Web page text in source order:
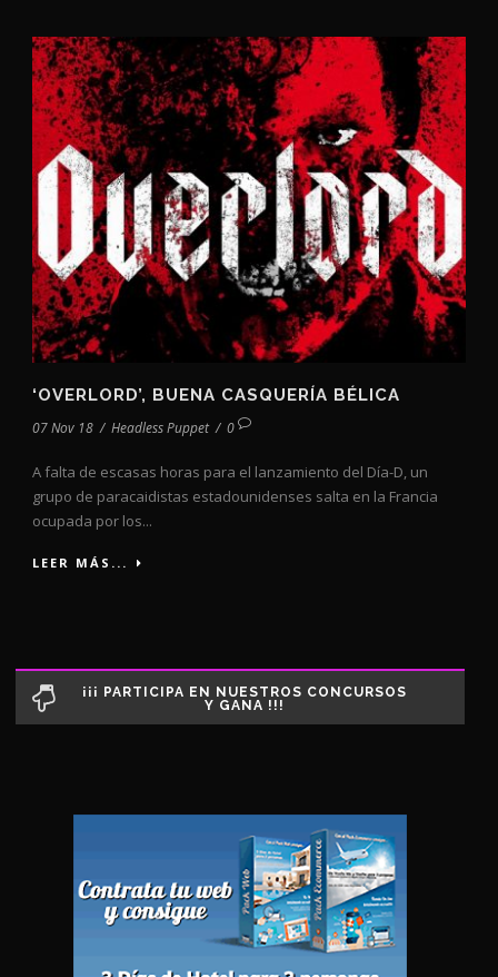
‘OVERLORD’, BUENA CASQUERÍA BÉLICA
07 Nov 18 / Headless Puppet / 0
A falta de escasas horas para el lanzamiento del Día-D, un
grupo de paracaidistas estadounidenses salta en la Francia
ocupada por los...
LEER MÁS...
¡¡¡ PARTICIPA EN NUESTROS CONCURSOS
Y GANA !!!